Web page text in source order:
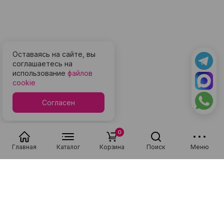
Главная Каталог Корзина
0
Поиск Меню
Оставаясь на сайте, вы
соглашаетесь на
использование файлов
cookie
Согласен